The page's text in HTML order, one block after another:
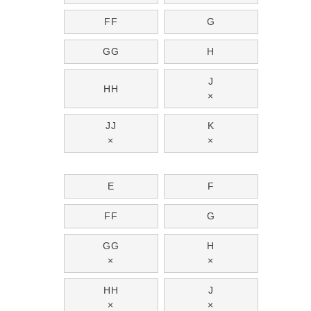
FF G
GG H
HH
J
×
JJ
×
K
×
E F
FF G
GG
×
H
×
HH
×
J
×